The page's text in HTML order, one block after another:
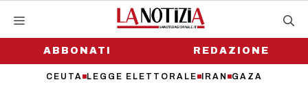
contenutoABBONATI
CEUTA LEGGE ELETTORALE IRAN GAZA
REDAZIONE